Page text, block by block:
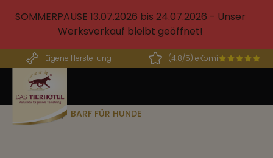
springen
SOMMERPAUSE 13.07.2026 bis 24.07.2026 - Unser
Werksverkauf bleibt geöffnet!
Eigene Herstellung (4.8/5) eKomi
BARF BARF FÜR HUNDE